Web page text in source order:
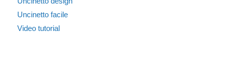
Uncinetto facile
Video tutorial